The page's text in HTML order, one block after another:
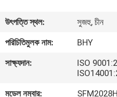
আমাদের
সম্পর্কে
কারখানা
উৎপত্তি স্থল:
সুজহু, চীন
পরিচিতিমুলক নাম:
BHY
সাক্ষ্যদান:
ISO
মডেল নম্বার:
SFM2028H